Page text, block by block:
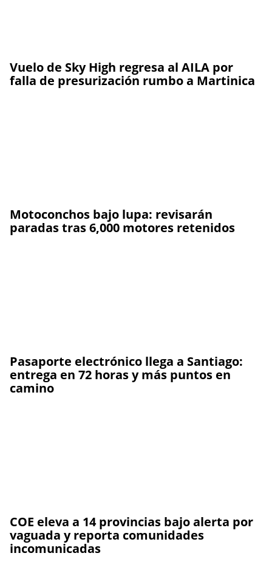
Vuelo de Sky High regresa al AILA por
falla de presurización rumbo a Martinica
Motoconchos bajo lupa: revisarán
paradas tras 6,000 motores retenidos
Pasaporte electrónico llega a Santiago:
entrega en 72 horas y más puntos en
camino
COE eleva a 14 provincias bajo alerta por
vaguada y reporta comunidades
incomunicadas